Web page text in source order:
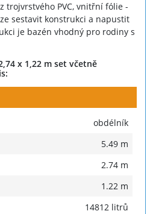
trojvrstvého PVC, vnitřní fólie -
sestavit konstrukci a napustit
je bazén vhodný pro rodiny s
x 1,22 m set včetně
obdélník
5.49 m
2.74 m
1.22 m
14812 litrů